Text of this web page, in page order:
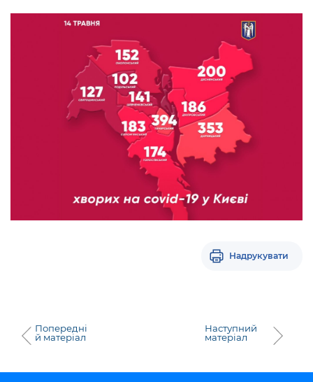
Надрукувати
Попередні
й матеріал
Наступний
матеріал